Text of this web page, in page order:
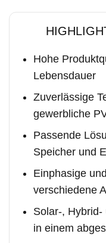
Hohe
Lebensdauer
Zuverlässige
gewerbliche
Passende
Speicher und
Einphasige
verschiedene
Solar-,
in einem